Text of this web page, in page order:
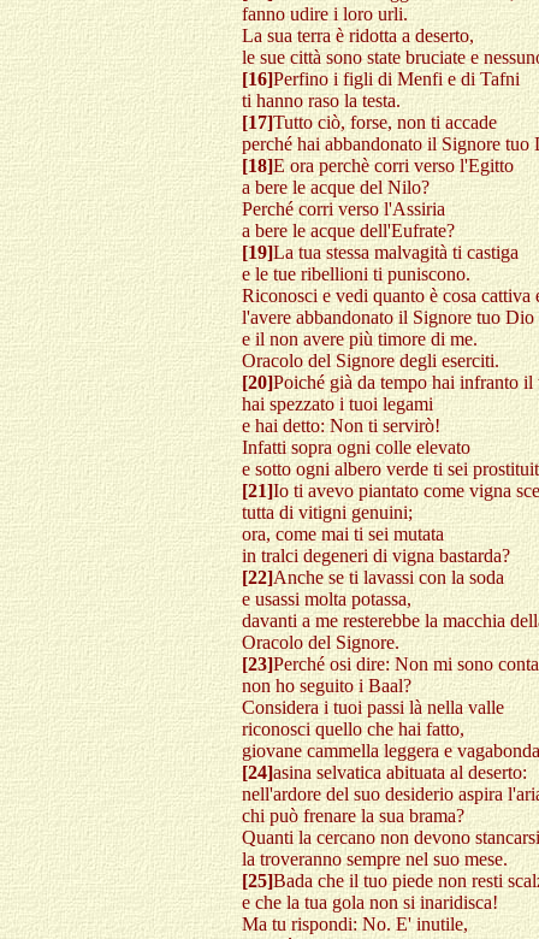
fanno udire i loro urli.
La sua terra è ridotta a deserto,
le sue città sono state bruciate e
[16]Perfino i figli di Menfi e di Tafni
ti hanno raso la testa.
[17]Tutto ciò, forse, non ti accade
perché hai abbandonato il Signore tuo
[18]E ora perchè corri verso l'Egitto
a bere le acque del Nilo?
Perché corri verso l'Assiria
a bere le acque dell'Eufrate?
[19]La tua stessa malvagità ti castiga
e le tue ribellioni ti puniscono.
Riconosci e vedi quanto è cosa cattiva
l'avere abbandonato il Signore tuo Dio
e il non avere più timore di me.
Oracolo del Signore degli eserciti.
[20]Poiché già da tempo hai infranto il
hai spezzato i tuoi legami
e hai detto: Non ti servirò!
Infatti sopra ogni colle elevato
e sotto ogni albero verde ti sei
[21]Io ti avevo piantato come vigna
tutta di vitigni genuini;
ora, come mai ti sei mutata
in tralci degeneri di vigna bastarda?
[22]Anche se ti lavassi con la soda
e usassi molta potassa,
davanti a me resterebbe la macchia
Oracolo del Signore.
[23]Perché osi dire: Non mi sono
non ho seguito i Baal?
Considera i tuoi passi là nella valle
riconosci quello che hai fatto,
giovane cammella leggera e
[24]asina selvatica abituata al deserto:
nell'ardore del suo desiderio aspira
chi può frenare la sua brama?
Quanti la cercano non devono
la troveranno sempre nel suo mese.
[25]Bada che il tuo piede non resti
e che la tua gola non si inaridisca!
Ma tu rispondi: No. E' inutile,